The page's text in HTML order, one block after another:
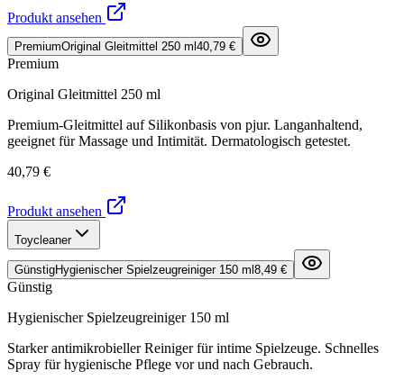
Produkt ansehen
PremiumOriginal Gleitmittel 250 ml 40,79 €
Premium
Original Gleitmittel 250 ml
Premium-Gleitmittel auf Silikonbasis von pjur. Langanhaltend,
geeignet für Massage und Intimität. Dermatologisch getestet.
40,79 €
Produkt ansehen
Toycleaner
GünstigHygienischer Spielzeugreiniger 150 ml 8,49 €
Günstig
Hygienischer Spielzeugreiniger 150 ml
Starker antimikrobieller Reiniger für intime Spielzeuge. Schnelles
Spray für hygienische Pflege vor und nach Gebrauch.